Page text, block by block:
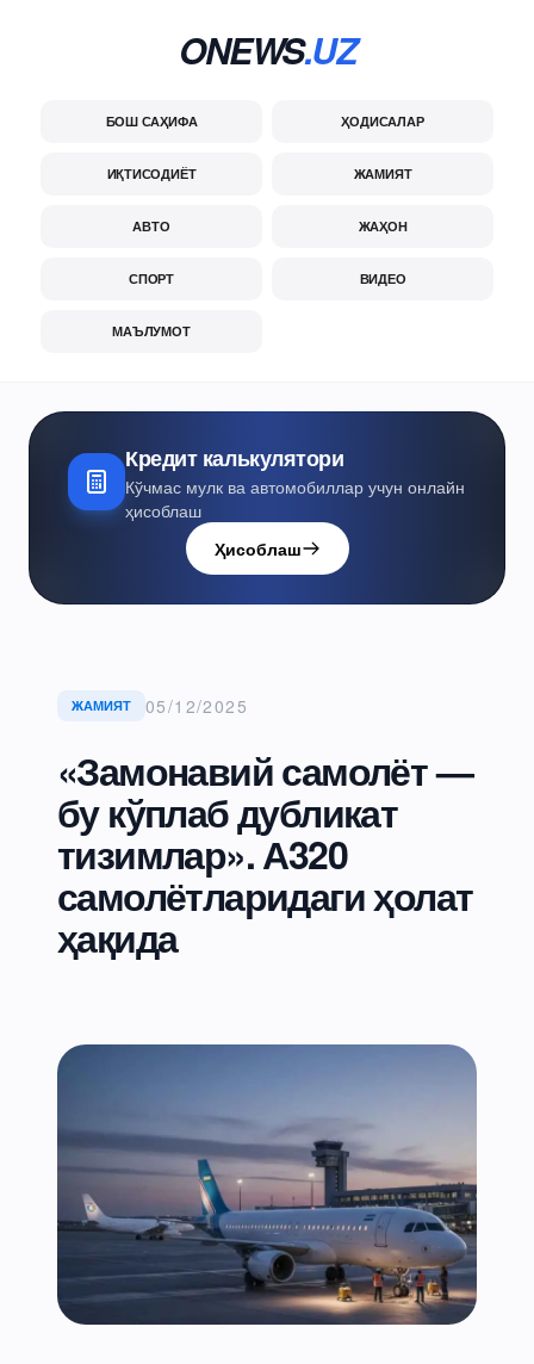
ONEWS.UZ
БОШ САҲИФА ҲОДИСАЛАР
ИҚТИСОДИЁТ ЖАМИЯТ
АВТО ЖАҲОН
СПОРТ ВИДЕО
МАЪЛУМОТ
Кредит калькулятори
Кўчмас мулк ва автомобиллар учун онлайн
ҳисоблаш
Ҳисоблаш
ЖАМИЯТ 05/12/2025
«Замонавий самолёт —
бу кўплаб дубликат
тизимлар». А320
самолётларидаги ҳолат
ҳақида